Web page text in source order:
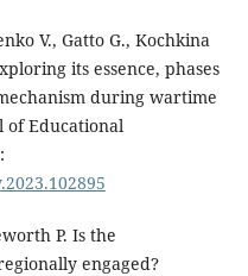
V., Gatto G., Kochkina
its essence, phases
during wartime
Educational
P. Is the
engaged?